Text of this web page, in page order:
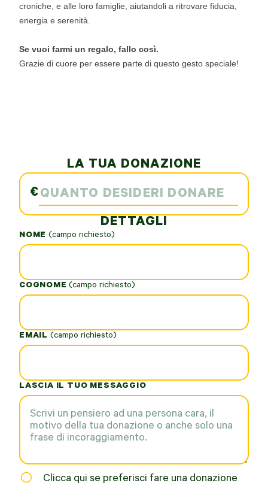
croniche, e alle loro famiglie, aiutandoli a ritrovare fiducia,
energia e serenità.
Se vuoi farmi un regalo, fallo così.
Grazie di cuore per essere parte di questo gesto speciale!
LA TUA DONAZIONE
€
DETTAGLI
NOME
COGNOME
EMAIL
LASCIA IL TUO MESSAGGIO
Clicca qui se preferisci fare una donazione